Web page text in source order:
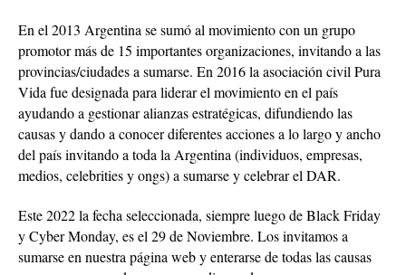
En el 2013 Argentina se sumó al movimiento con un grupo
promotor más de 15 importantes organizaciones, invitando a las
provincias/ciudades a sumarse. En 2016 la asociación civil Pura
Vida fue designada para liderar el movimiento en el país
ayudando a gestionar alianzas estratégicas, difundiendo las
causas y dando a conocer diferentes acciones a lo largo y ancho
del país invitando a toda la Argentina (individuos, empresas,
medios, celebrities y ongs) a sumarse y celebrar el DAR.
Este 2022 la fecha seleccionada, siempre luego de Black Friday
y Cyber Monday, es el 29 de Noviembre. Los invitamos a
sumarse en nuestra página web y enterarse de todas las causas